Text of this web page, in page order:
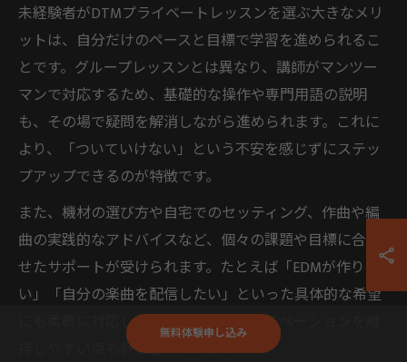
未経験者がDTMプライベートレッスンを選ぶ大きなメリ
ットは、自分だけのペースと目標で学習を進められるこ
とです。グループレッスンとは異なり、講師がマンツー
マンで対応するため、基礎的な操作や専門用語の説明
も、その場で疑問を解消しながら進められます。これに
より、「ついていけない」という不安を感じずにステッ
プアップできるのが特徴です。
また、機材の選び方や自宅でのセッティング、作曲や編
曲の実践的なアドバイスなど、個々の課題や目標に合わ
せたサポートが受けられます。たとえば「EDMが作りた
い」「自分の楽曲を配信したい」といった具体的な希望
にも柔軟に対応してもらえるため、モチベーションを維
持しやすい点も評価されています。
無料体験申し込み